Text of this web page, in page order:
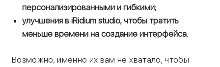
персонализированными и гибкими;
улучшения в iRidium studio, чтобы тратить
меньше времени на создание интерфейса.
Возможно, именно их вам не хватало, чтобы